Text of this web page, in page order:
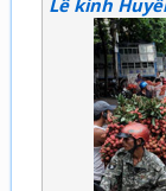
Lê kinh